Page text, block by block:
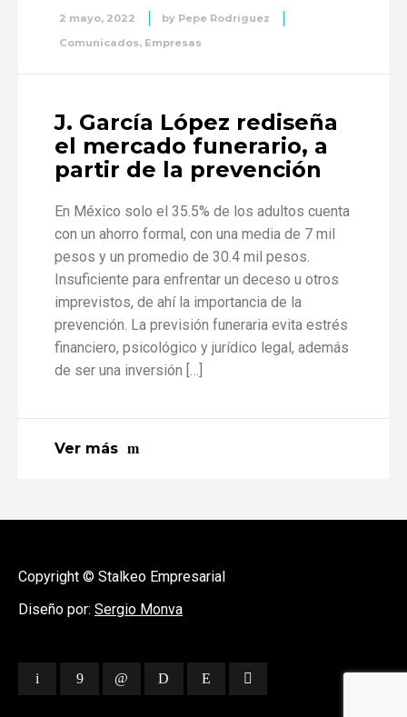
2 mayo, 2022 by Pepe Rodriguez
Comunicados, Empresas
J. García López rediseña
el mercado funerario, a
partir de la prevención
En México solo el 35.5% de los adultos cuenta
con un ahorro formal, con una media de 7 mil
pesos y un promedio de 30.4 mil pesos.
Insuficiente para enfrentar un deceso u otros
imprevistos, de ahí la importancia de la
prevención. La previsión funeraria evita estrés
financiero, psicológico y jurídico legal, además
de ser una inversión […]
Ver más
Copyright © Stalkeo Empresarial
Diseño por: Sergio Monva